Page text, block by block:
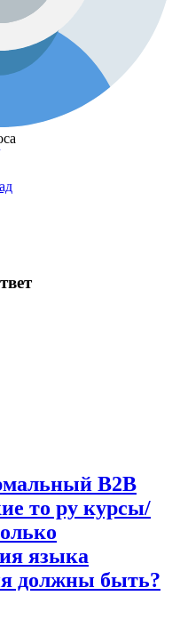
B2B
то ру курсы/
языка
должны быть?